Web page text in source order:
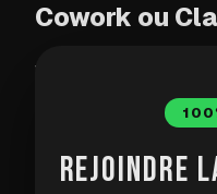
Cowork ou
Vous avez besoin
d'inspecter plusieurs
Utilisez soit Cowork
simple, soit Claude
REJOINDRE